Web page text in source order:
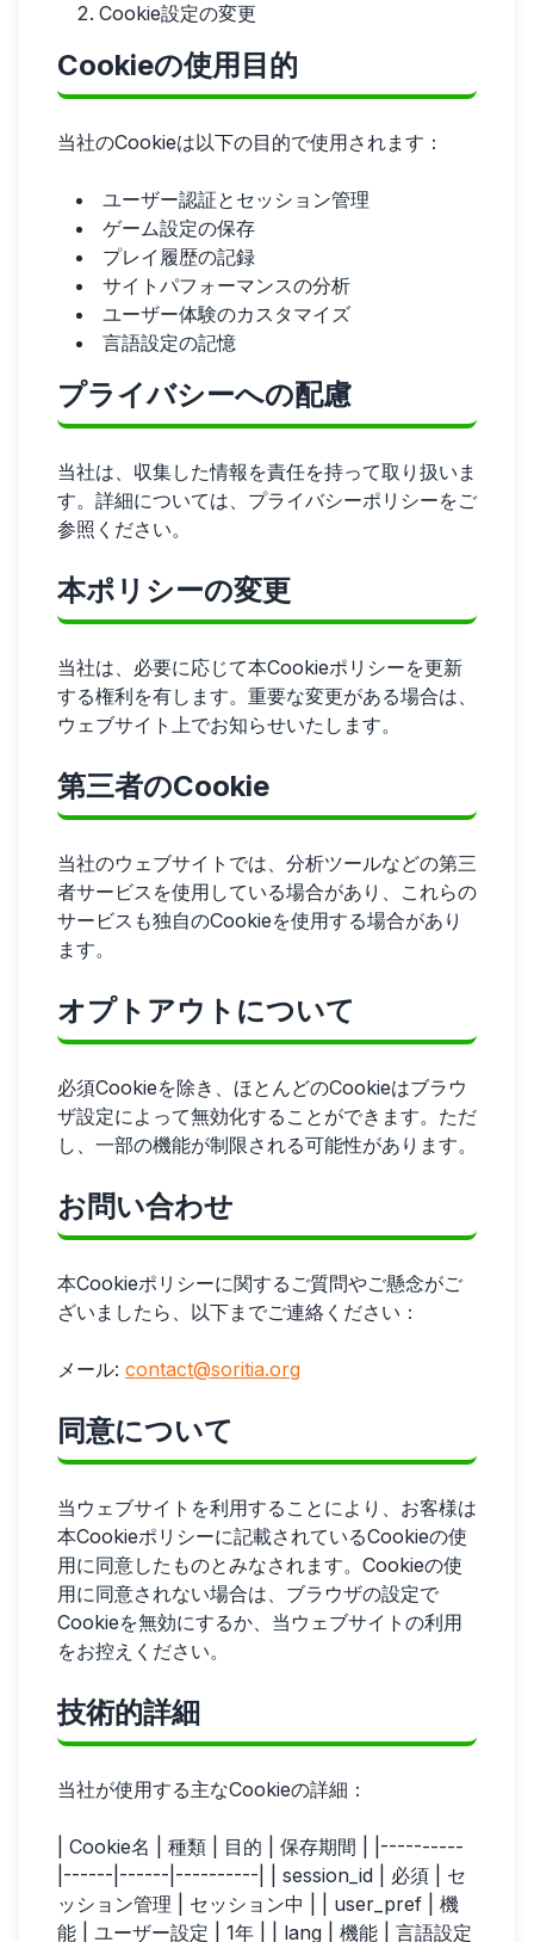
Cookie設定の変更
Cookieの使用目的
当社のCookieは以下の目的で使用されます：
ユーザー認証とセッション管理
ゲーム設定の保存
プレイ履歴の記録
サイトパフォーマンスの分析
ユーザー体験のカスタマイズ
言語設定の記憶
プライバシーへの配慮
当社は、収集した情報を責任を持って取り扱いま
す。詳細については、プライバシーポリシーをご
参照ください。
本ポリシーの変更
当社は、必要に応じて本Cookieポリシーを更新
する権利を有します。重要な変更がある場合は、
ウェブサイト上でお知らせいたします。
第三者のCookie
当社のウェブサイトでは、分析ツールなどの第三
者サービスを使用している場合があり、これらの
サービスも独自のCookieを使用する場合があり
ます。
オプトアウトについて
必須Cookieを除き、ほとんどのCookieはブラウ
ザ設定によって無効化することができます。ただ
し、一部の機能が制限される可能性があります。
お問い合わせ
本Cookieポリシーに関するご質問やご懸念がご
ざいましたら、以下までご連絡ください：
メール: contact@soritia.org
同意について
当ウェブサイトを利用することにより、お客様は
本Cookieポリシーに記載されているCookieの使
用に同意したものとみなされます。Cookieの使
用に同意されない場合は、ブラウザの設定で
Cookieを無効にするか、当ウェブサイトの利用
をお控えください。
技術的詳細
当社が使用する主なCookieの詳細：
| Cookie名 | 種類 | 目的 | 保存期間 | |----------
|------|------|----------| | session_id | 必須 | セ
ッション管理 | セッション中 | | user_pref | 機
能 | ユーザー設定 | 1年 | | lang | 機能 | 言語設定